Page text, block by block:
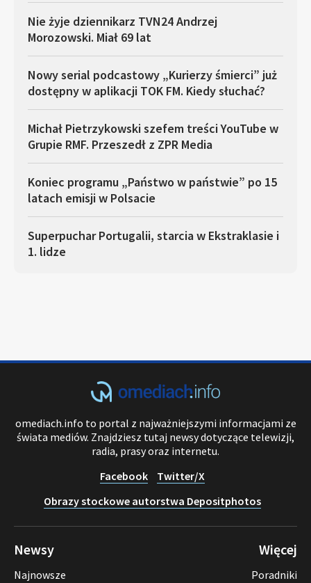
Nie żyje dziennikarz TVN24 Andrzej
Morozowski. Miał 69 lat
Nowy serial podcastowy „Kurierzy śmierci” już
dostępny w aplikacji TOK FM. Kiedy słuchać?
Michał Pietrzykowski szefem treści YouTube w
Grupie RMF. Przeszedł z ZPR Media
Koniec programu „Państwo w państwie” po 15
latach emisji w Polsacie
Superpuchar Portugalii, starcia w Ekstraklasie i
1. lidze
omediach.info to portal z najważniejszymi informacjami ze
świata mediów. Znajdziesz tutaj newsy dotyczące telewizji,
radia, prasy oraz internetu.
Facebook
Twitter/X
Obrazy stockowe autorstwa Depositphotos
Newsy
Najnowsze
Więcej
Poradniki